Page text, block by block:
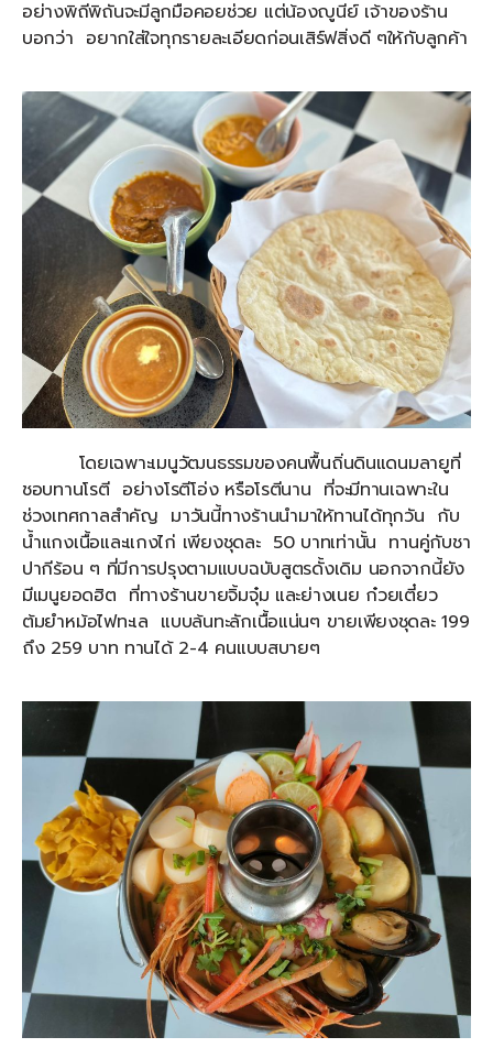
อย่างพิถีพิถันจะมีลูกมือคอยช่วย แต่น้องญูนีย์ เจ้าของร้าน
บอกว่า อยากใส่ใจทุกรายละเอียดก่อนเสิร์ฟสิ่งดี ๆให้กับลูกค้า
โดยเฉพาะเมนูวัฒนธรรมของคนพื้นถิ่นดินแดนมลายูที่
ชอบทานโรตี อย่างโรตีโอ่ง หรือโรตีนาน ที่จะมีทานเฉพาะใน
ช่วงเทศกาลสำคัญ มาวันนี้ทางร้านนำมาให้ทานได้ทุกวัน กับ
น้ำแกงเนื้อและแกงไก่ เพียงชุดละ 50 บาทเท่านั้น ทานคู่กับชา
ปากีร้อน ๆ ที่มีการปรุงตามแบบฉบับสูตรดั้งเดิม นอกจากนี้ยัง
มีเมนูยอดฮิต ที่ทางร้านขายจิ้มจุ๋ม และย่างเนย ก๋วยเตี๋ยว
ต้มยำหม้อไฟทะเล แบบล้นทะลักเนื้อแน่นๆ ขายเพียงชุดละ 199
ถึง 259 บาท ทานได้ 2-4 คนแบบสบายๆ